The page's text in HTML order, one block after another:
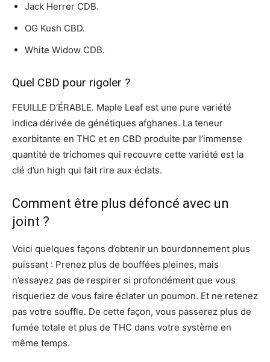
Jack Herrer CDB.
OG Kush CBD.
White Widow CDB.
Quel CBD pour rigoler ?
FEUILLE D’ÉRABLE. Maple Leaf est une pure variété
indica dérivée de génétiques afghanes. La teneur
exorbitante en THC et en CBD produite par l’immense
quantité de trichomes qui recouvre cette variété est la
clé d’un high qui fait rire aux éclats.
Comment être plus défoncé avec un
joint ?
Voici quelques façons d’obtenir un bourdonnement plus
puissant : Prenez plus de bouffées pleines, mais
n’essayez pas de respirer si profondément que vous
risqueriez de vous faire éclater un poumon. Et ne retenez
pas votre souffle. De cette façon, vous passerez plus de
fumée totale et plus de THC dans votre système en
même temps.